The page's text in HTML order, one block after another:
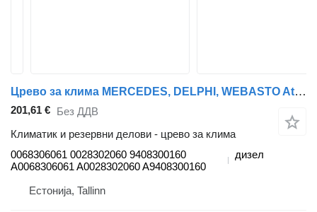
Црево за клима MERCEDES, DELPHI, WEBASTO Atego 2 1223 (01.04-) 0068306061 за камион влекач Mercedes-Benz Atego, Atego 2, Atego 3 (1996-)
201,61 € Без ДДВ
Климатик и резервни делови - црево за клима
0068306061 0028302060 9408300160
A0068306061 A0028302060 A9408300160
дизел
Естонија, Tallinn